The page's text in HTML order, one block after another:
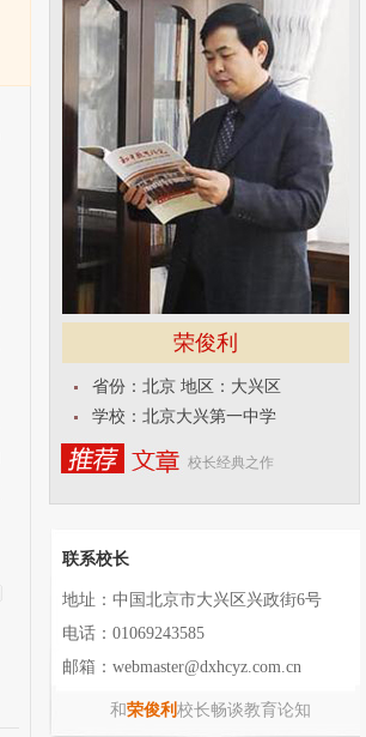
荣俊利
省份：北京 地区：大兴区
学校：北京大兴第一中学
校长经典之作
联系校长
地址：中国北京市大兴区兴政街6号
电话：01069243585
邮箱：webmaster@dxhcyz.com.cn
和荣俊利 校长畅谈教育论知